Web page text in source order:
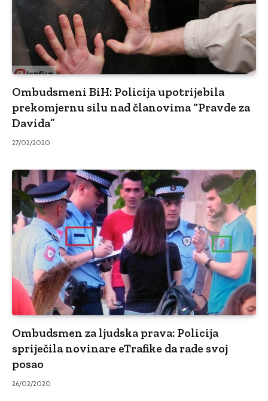
Ombudsmeni BiH: Policija upotrijebila
prekomjernu silu nad članovima “Pravde za
Davida”
27/02/2020
Ombudsmen za ljudska prava: Policija
spriječila novinare eTrafike da rade svoj
posao
26/02/2020